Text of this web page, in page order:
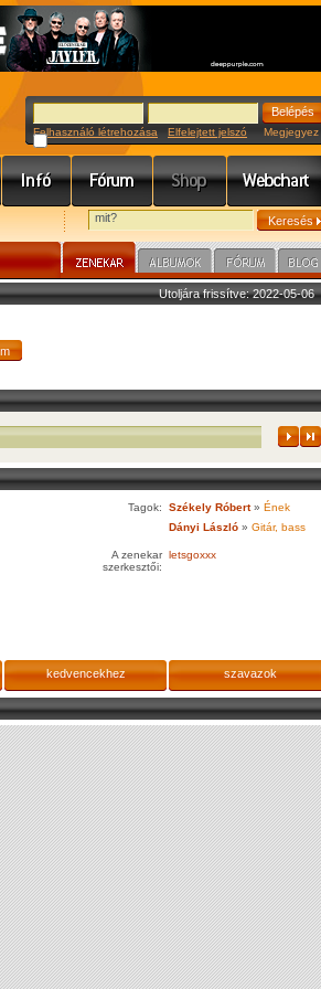
Felhasználó létrehozása Elfelejtett jelszó Megjegyez
Utoljára frissítve: 2022-05-06
Tagok: Székely Róbert» Ének
Dányi László » Gitár, bass
A zenekar
szerkesztői:
letsgoxxx
kedvencekhez szavazok